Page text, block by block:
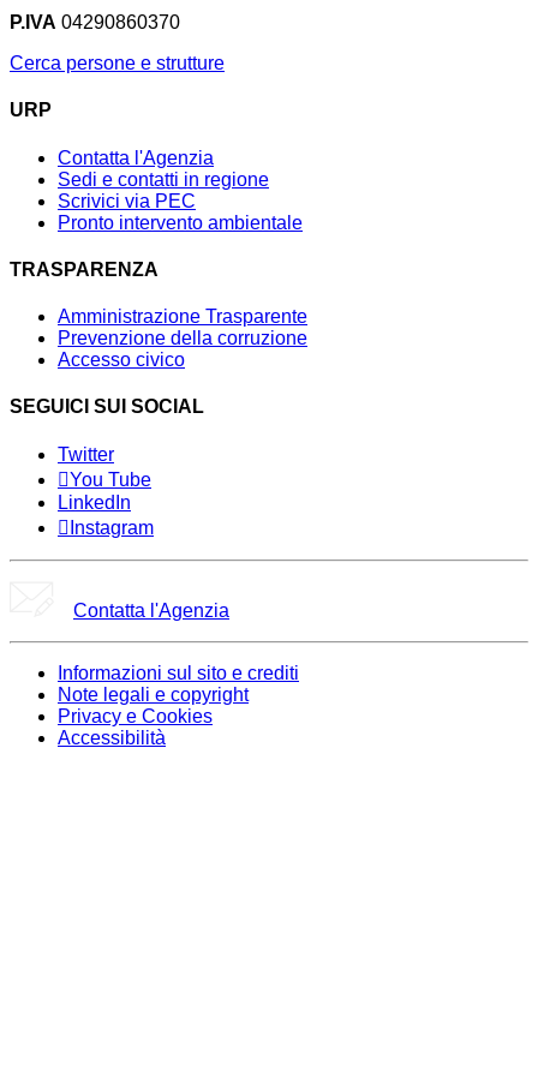
P.IVA 04290860370
Cerca persone e strutture
URP
Contatta l'Agenzia
Sedi e contatti in regione
Scrivici via PEC
Pronto intervento ambientale
TRASPARENZA
Amministrazione Trasparente
Prevenzione della corruzione
Accesso civico
SEGUICI SUI SOCIAL
Twitter
You Tube
LinkedIn
Instagram
Contatta l'Agenzia
Informazioni sul sito e crediti
Note legali e copyright
Privacy e Cookies
Accessibilità